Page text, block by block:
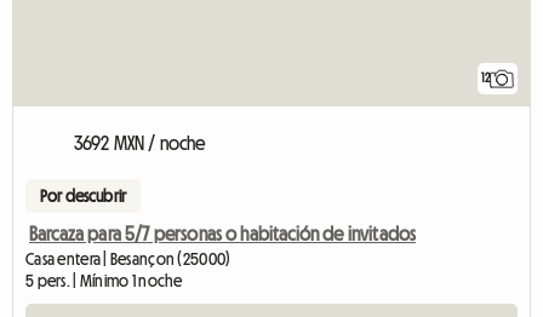
12
3692 MXN / noche
Por descubrir
Barcaza para 5/7 personas o habitación de invitados
Casa entera | Besançon (25000)
5 pers. | Mínimo 1 noche